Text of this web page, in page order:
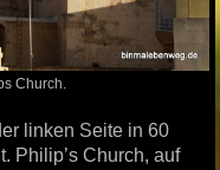
Church.
linken Seite in 60
Philip’s Church, auf